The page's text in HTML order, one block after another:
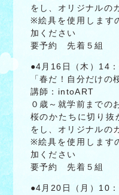
をし、オリジナルの
※絵具を使用します
加ください
要予約 先着５組
●4月16日（木）14
「春だ！自分だけの
講師：intoART
０歳～就学前までの
桜のかたちに切り抜
をし、オリジナルの
※絵具を使用します
加ください
要予約 先着５組
●4月20日（月）10